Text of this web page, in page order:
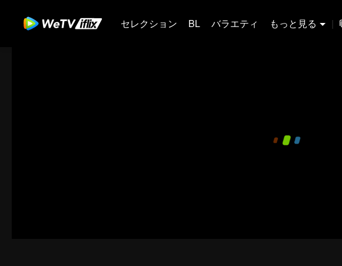
セレクション BL バラエティ もっと見る |